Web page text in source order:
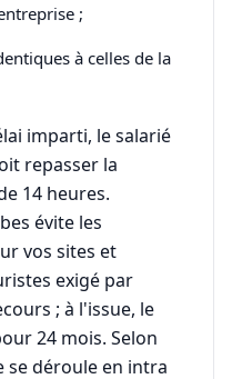
;
à celles de la
imparti, le salarié
repasser la
14 heures.
évite les
vos sites et
exigé par
; à l'issue, le
24 mois. Selon
se déroule en intra